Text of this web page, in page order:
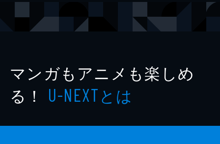
マンガもアニメも楽しめ
る！ U-NEXTとは